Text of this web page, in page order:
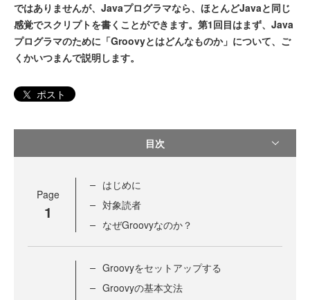
ではありませんが、Javaプログラマなら、ほとんどJavaと同じ
感覚でスクリプトを書くことができます。第1回目はまず、Java
プログラマのために「Groovyとはどんなものか」について、ご
くかいつまんで説明します。
ポスト
目次
Page
1
はじめに
対象読者
なぜGroovyなのか？
Groovyをセットアップする
Groovyの基本文法